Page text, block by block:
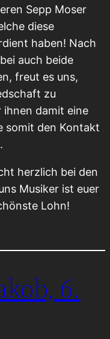
Sepp Moser
diese
haben! Nach
auch beide
freut es uns,
zu
damit eine
somit den Kontakt
herzlich bei den
Musiker ist euer
Lohn!
6.